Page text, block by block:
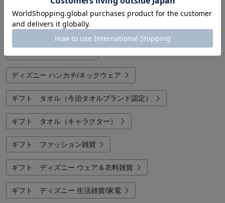
ハンカチ/ハンドタオル
バスタオル/フェイスタオル
ディズニー ハンカチ/ネックウェア
ギフト タオル（今治タオルブランド認定）
ギフト タオル（キャラクター）
ギフト ファッション雑貨
ギフト ディズニー ウェア＆衣料雑貨
ギフト ディズニー 生活雑貨/家電